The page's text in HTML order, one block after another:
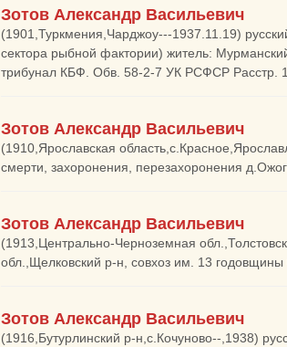
Зотов Александр Васильевич
(1901,Туркмения,Чарджоу---1937.11.19)
сектора рыбной фактории) житель:
трибунал КБФ. Обв. 58-2-7 УК РСФСР Расстр.
Зотов Александр Васильевич
(1910,Ярославская
смерти, захоронения, перезахоронения
Зотов Александр Васильевич
(1913,Центрально-Черноземная
обл.,Щелковский р-н, совхоз им. 13
Зотов Александр Васильевич
(1916,Бутурлинский р-н,с.Кочуново--,1938)